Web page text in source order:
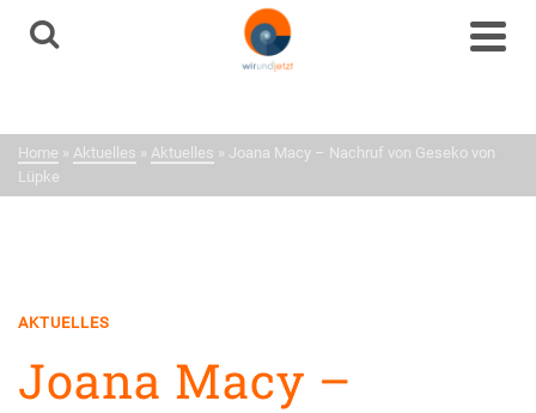
Neuigkeiten aus dem
Home » Aktuelles » Aktuelles » Joana Macy – Nachruf von Geseko von
Lüpke
AKTUELLES
Joana Macy –